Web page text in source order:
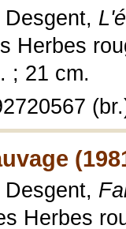
Herbes
; 21 cm.
Herbes